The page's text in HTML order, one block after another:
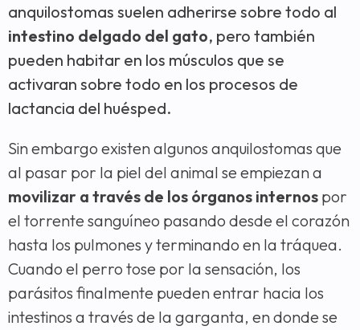
anquilostomas suelen adherirse sobre todo al
intestino delgado del gato, pero también
pueden habitar en los músculos que se
activaran sobre todo en los procesos de
lactancia del huésped.
Sin embargo existen algunos anquilostomas que
al pasar por la piel del animal se empiezan a
movilizar a través de los órganos internos por
el torrente sanguíneo pasando desde el corazón
hasta los pulmones y terminando en la tráquea.
Cuando el perro tose por la sensación, los
parásitos finalmente pueden entrar hacia los
intestinos a través de la garganta, en donde se